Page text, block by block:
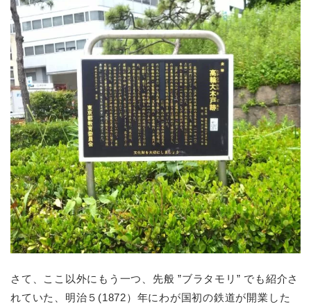
さて、ここ以外にもう一つ、先般 ”ブラタモリ” でも紹介さ
れていた、明治５(1872）年にわが国初の鉄道が開業した